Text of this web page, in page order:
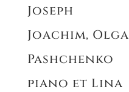
Joseph
Joachim, Olga
Pashchenko
piano et Lina